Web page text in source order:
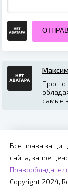
Просто
самые
Все права
сайта,
Copyright 2024,